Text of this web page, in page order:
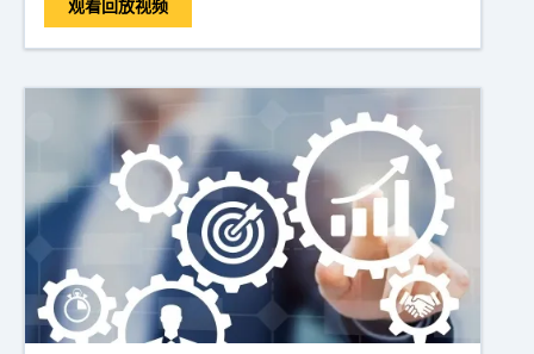
观看回放视频